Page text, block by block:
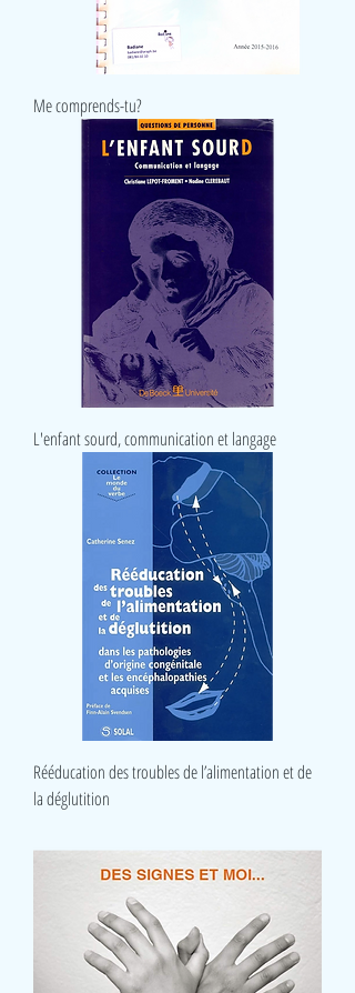
Me comprends-tu?
L'enfant sourd, communication et langage
Rééducation des troubles de l’alimentation et de
la déglutition